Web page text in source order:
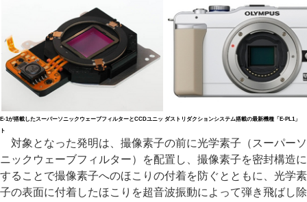
E-1が搭載したスーパーソニックウェーブフィルターとCCDユニッ
ト
ダストリダクションシステム搭載の最新機種「E-PL1」
対象となった発明は、撮像素子の前に光学素子（スーパーソ
ニックウェーブフィルター）を配置し、撮像素子を密封構造に
することで撮像素子へのほこりの付着を防ぐとともに、光学素
子の表面に付着したほこりを超音波振動によって弾き飛ばし除